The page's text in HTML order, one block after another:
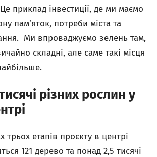
приклад інвестиції, де ми маємо
пам’яток, потреби міста та
Ми впроваджуємо зелень там,
складні, але саме такі місця
різних рослин у
трьох етапів проєкту в центрі
121 дерево та понад 2,5 тисячі